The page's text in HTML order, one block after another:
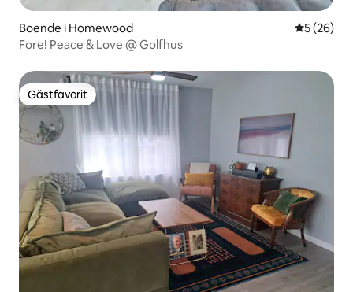
Boende i Homewood 5 av 5 i
5 (26)
Fore! Peace & Love @ Golfhus
Gästfavorit
Gästfavorit